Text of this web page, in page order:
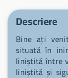
Descriere
Bine ați
situată în
liniștită între
liniștită și